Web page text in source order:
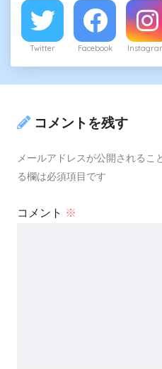
Twitter Facebook
コメントを残す
メールアドレスが公開されるこ
る欄は必須項目です
コメント ※